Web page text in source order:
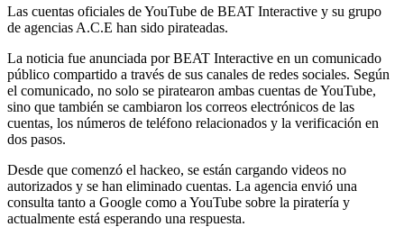
Las cuentas oficiales de YouTube de BEAT Interactive y su grupo
de agencias A.C.E han sido pirateadas.
La noticia fue anunciada por BEAT Interactive en un comunicado
público compartido a través de sus canales de redes sociales. Según
el comunicado, no solo se piratearon ambas cuentas de YouTube,
sino que también se cambiaron los correos electrónicos de las
cuentas, los números de teléfono relacionados y la verificación en
dos pasos.
Desde que comenzó el hackeo, se están cargando videos no
autorizados y se han eliminado cuentas. La agencia envió una
consulta tanto a Google como a YouTube sobre la piratería y
actualmente está esperando una respuesta.